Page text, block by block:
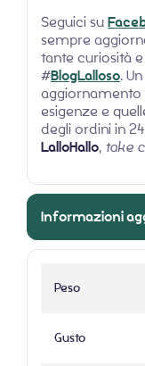
Seguici su
sempre
tante curiosità
#BlogLalloso.
aggiornamento
esigenze e
degli ordini in
LalloHallo, take
Informazioni
Peso
Gusto